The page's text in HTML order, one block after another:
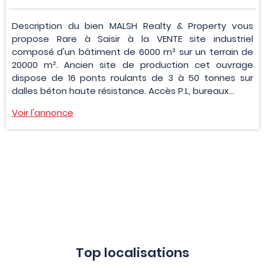
Description du bien MALSH Realty & Property vous
propose Rare à Saisir à la VENTE site industriel
composé d'un bâtiment de 6000 m² sur un terrain de
20000 m². Ancien site de production cet ouvrage
dispose de 16 ponts roulants de 3 à 50 tonnes sur
dalles béton haute résistance. Accès P.L, bureaux...
Voir l'annonce
Top localisations